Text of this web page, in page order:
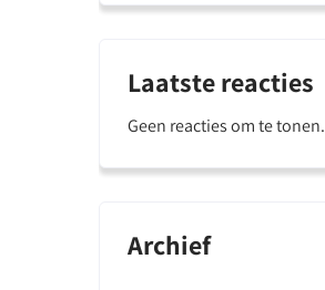
Laatste reacties
Geen reacties om te tonen.
Archief